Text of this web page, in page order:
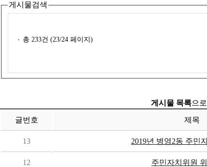
게시물검색
총 233건 (23/24 페이지)
게시물 목록으
글번호 제목
13 2019년 병영2동 주민
12 주민자치위원